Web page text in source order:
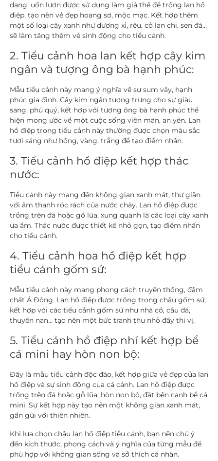
dạng, uốn lượn được sử dụng làm giá thể để trồng lan hồ
điệp, tạo nên vẻ đẹp hoang sơ, mộc mạc. Kết hợp thêm
một số loại cây xanh như dương xỉ, rêu, cỏ lan chi, sen đá…
sẽ làm tăng thêm vẻ sinh động cho tiểu cảnh.
2. Tiểu cảnh hoa lan kết hợp cây kim
ngân và tượng ông bà hạnh phúc:
Mẫu tiểu cảnh này mang ý nghĩa về sự sum vầy, hạnh
phúc gia đình. Cây kim ngân tượng trưng cho sự giàu
sang, phú quý, kết hợp với tượng ông bà hạnh phúc thể
hiện mong ước về một cuộc sống viên mãn, an yên. Lan
hồ điệp trong tiểu cảnh này thường được chọn màu sắc
tươi sáng như hồng, vàng, trắng để tạo điểm nhấn.
3. Tiểu cảnh hồ điệp kết hợp thác
nước:
Tiểu cảnh này mang đến không gian xanh mát, thư giãn
với âm thanh róc rách của nước chảy. Lan hồ điệp được
trồng trên đá hoặc gỗ lũa, xung quanh là các loại cây xanh
ưa ẩm. Thác nước được thiết kế nhỏ gọn, tạo điểm nhấn
cho tiểu cảnh.
4. Tiểu cảnh hoa hồ điệp kết hợp
tiểu cảnh gốm sứ:
Mẫu tiểu cảnh này mang phong cách truyền thống, đậm
chất Á Đông. Lan hồ điệp được trồng trong chậu gốm sứ,
kết hợp với các tiểu cảnh gốm sứ như nhà cổ, cầu đá,
thuyền nan… tạo nên một bức tranh thu nhỏ đầy thi vị.
5. Tiểu cảnh hồ điệp nhí kết hợp bể
cá mini hay hòn non bộ:
Đây là mẫu tiểu cảnh độc đáo, kết hợp giữa vẻ đẹp của lan
hồ điệp và sự sinh động của cá cảnh. Lan hồ điệp được
trồng trên đá hoặc gỗ lũa, hòn non bộ, đặt bên cạnh bể cá
mini. Sự kết hợp này tạo nên một không gian xanh mát,
gần gũi với thiên nhiên.
Khi lựa chọn chậu lan hồ điệp tiểu cảnh, bạn nên chú ý
đến kích thước, phong cách và ý nghĩa của từng mẫu để
phù hợp với không gian sống và sở thích cá nhân.